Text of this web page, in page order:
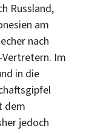
Russland,
am
nach
Vertretern. Im
in die
dem
jedoch